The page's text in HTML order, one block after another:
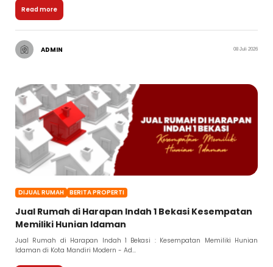
Read more
ADMIN 08 Juli 2026
DIJUAL RUMAH BERITA PROPERTI
Jual Rumah di Harapan Indah 1 Bekasi Kesempatan
Memiliki Hunian Idaman
Jual Rumah di Harapan Indah 1 Bekasi : Kesempatan Memiliki Hunian
Idaman di Kota Mandiri Modern - Ad...